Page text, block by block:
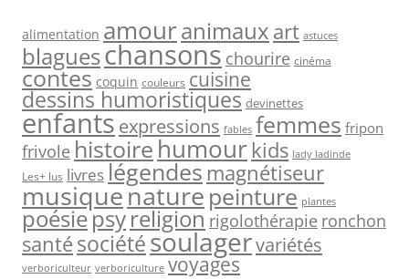
alimentation amouranimaux art astuces
blagueschansons chourire cinéma
contes coquin couleurs cuisine
dessins humoristiques devinettes
enfantsexpressions fables femmes fripon
frivole histoire humour kids lady ladinde
Les+ lus livreslégendes magnétiseur
musiquenature peinture plantes
poésiepsyreligion rigolothérapie ronchon
santésociétésoulagervariétés
verboriculteur verboriculture voyages